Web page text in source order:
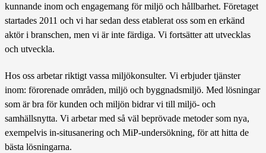
kunnande inom och engagemang för miljö och hållbarhet. Företaget
startades 2011 och vi har sedan dess etablerat oss som en erkänd
aktör i branschen, men vi är inte färdiga. Vi fortsätter att utvecklas
och utveckla.
Hos oss arbetar riktigt vassa miljökonsulter. Vi erbjuder tjänster
inom: förorenade områden, miljö och byggnadsmiljö. Med lösningar
som är bra för kunden och miljön bidrar vi till miljö- och
samhällsnytta. Vi arbetar med så väl beprövade metoder som nya,
exempelvis in-situsanering och MiP-undersökning, för att hitta de
bästa lösningarna.